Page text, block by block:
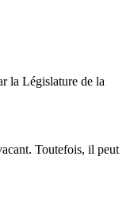
la Législature de la
Toutefois, il peut